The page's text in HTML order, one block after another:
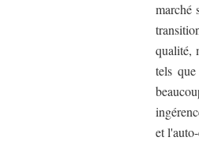
marché
qualité,
tels
et